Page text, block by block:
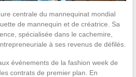
centrale du mannequinat mondial
de mannequin et de créatrice. Sa
spécialisée dans le cachemire,
à ses revenus de défilés.
événements de la fashion week de
contrats de premier plan. En